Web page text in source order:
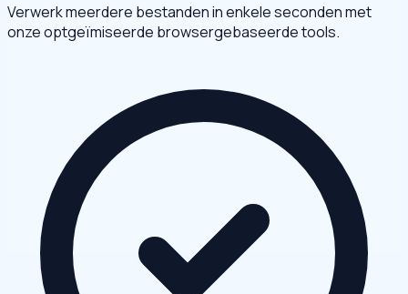
Verwerk meerdere bestanden in enkele seconden met
onze optgeïmiseerde browsergebaseerde tools.